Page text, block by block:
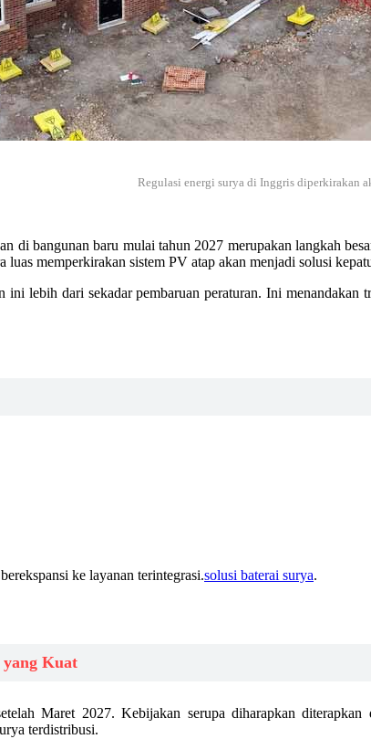
Regulasi energi surya di Inggris diperkirakan
di bangunan baru mulai tahun 2027 merupakan langkah
memperkirakan sistem PV atap akan menjadi solusi
lebih dari sekadar pembaruan peraturan. Ini menandakan
ke layanan terintegrasi.solusi baterai surya.
Kuat
Maret 2027. Kebijakan serupa diharapkan
terdistribusi.